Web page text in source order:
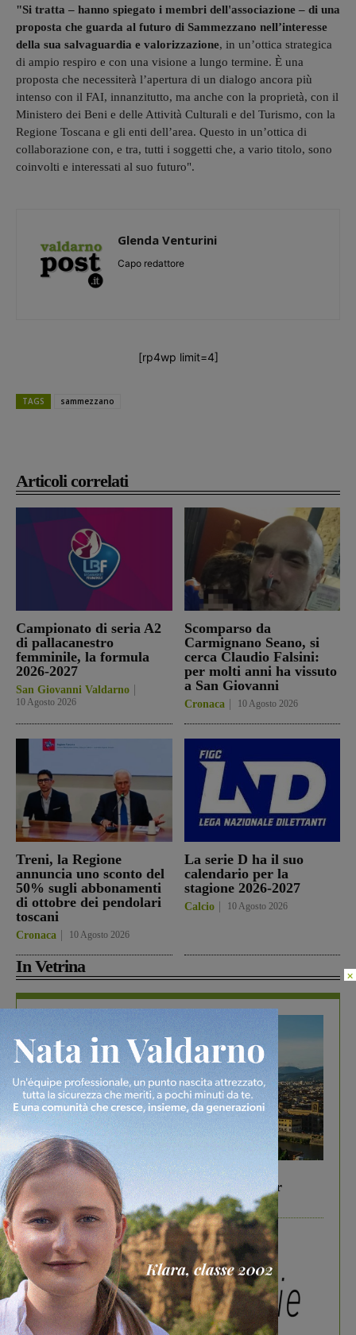
Articoli correlati
Campionato di seria A2
di pallacanestro
femminile, la formula
2026-2027
San Giovanni Valdarno
10 Agosto 2026
Scomparso da
Carmignano Seano, si
cerca Claudio Falsini:
per molti anni ha vissuto
a San Giovanni
Cronaca 10 Agosto 2026
Treni, la Regione
annuncia uno sconto del
50% sugli abbonamenti
di ottobre dei pendolari
toscani
Cronaca 10 Agosto 2026
La serie D ha il suo
calendario per la
stagione 2026-2027
Calcio 10 Agosto 2026
In Vetrina
In vetrina 6 Agosto 2026
Gita di famiglia a Firenze: 5 idee per far
divertire i tuoi figli
"Si tratta – hanno spiegato i membri dell'associazione – di una
proposta che guarda al futuro di Sammezzano nell’interesse
della sua salvaguardia e valorizzazione, in un’ottica strategica
di ampio respiro e con una visione a lungo termine. È una
proposta che necessiterà l’apertura di un dialogo ancora più
intenso con il FAI, innanzitutto, ma anche con la proprietà, con il
Ministero dei Beni e delle Attività Culturali e del Turismo, con la
Regione Toscana e gli enti dell’area. Questo in un’ottica di
collaborazione con, e tra, tutti i soggetti che, a vario titolo, sono
coinvolti e interessati al suo futuro".
Glenda Venturini
Capo redattore
[rp4wp limit=4]
TAGS sammezzano
×